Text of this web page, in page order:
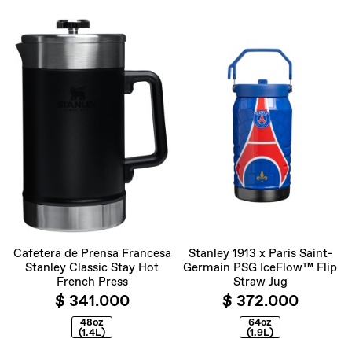
Cafetera de Prensa Francesa
Stanley Classic Stay Hot
French Press
$ 341.000
48oz
(1.4L)
Stanley 1913 x Paris Saint-
Germain PSG IceFlow™ Flip
Straw Jug
$ 372.000
64oz
(1.9L)